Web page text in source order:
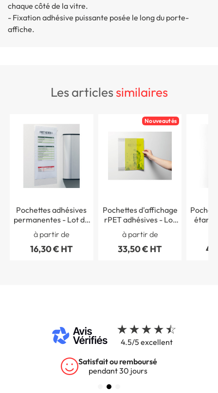
chaque côté de la vitre.
- Fixation adhésive puissante posée le long du porte-
affiche.
les articlessimilaires
Pochettes adhésives
permanentes - Lot de
à partir de
16,30 € HT
Nouveautés
Pochettes d'affichage
rPET adhésives - Lot
à partir de
33,50 € HT
4.5/5 excellent
Satisfait ou remboursé
pendant 30 jours